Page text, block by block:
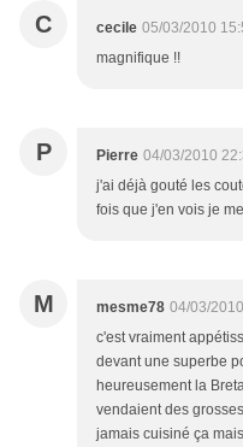
C cecile 05/03/2010
magnifique !!
P Pierre 04/03/2010
j'ai déjà gouté les
fois que j'en vois je
M mesme78 04/03/
c'est vraiment
devant une superbe
heureusement la
vendaient des
jamais cuisiné ça